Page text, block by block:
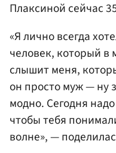
Плаксиной сейчас
«Я лично всегда
человек, который
слышит меня,
он просто муж — ну
модно. Сегодня
чтобы тебя
волне», —